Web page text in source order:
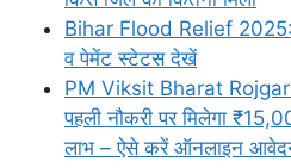
Bihar Flood Relief 2025:
व पेमेंट स्टेटस देखें
PM Viksit Bharat
पहली नौकरी पर मिलेगा
लाभ – ऐसे करें ऑनलाइन